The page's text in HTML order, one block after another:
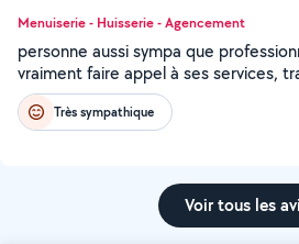
Menuiserie - Huisserie - Agencement
personne aussi sympa que
vraiment faire appel à ses services,
Très sympathique
Voir tous les